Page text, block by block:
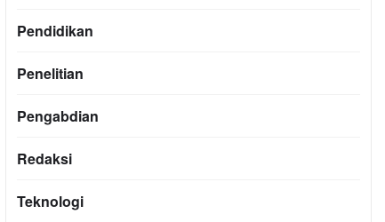
Pendidikan
Penelitian
Pengabdian
Redaksi
Teknologi